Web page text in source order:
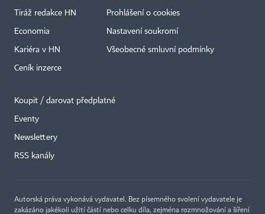
Tiráž redakce HN
Economia
Kariéra v HN
Ceník inzerce
Prohlášení o cookies
Nastavení soukromí
Všeobecné smluvní podmínky
Koupit / darovat předplatné
Eventy
Newslettery
RSS kanály
Autorská práva vykonává vydavatel. Bez písemného svolení vydavatele je
zakázáno jakékoli užití částí nebo celku díla, zejména rozmnožování a šíření